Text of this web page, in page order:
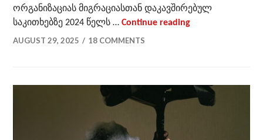
ორგანიზაციას მიგრაციასთან დაკავშირებულ
საკითხებზე 2024 წელს …Continue readingორი ჩემოდნით
AUGUST 29, 2025
18 COMMENTS